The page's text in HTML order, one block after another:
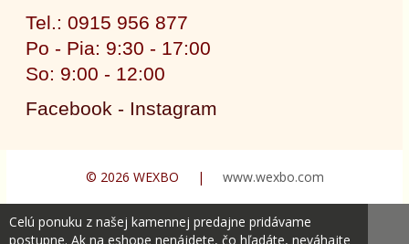
Tel.: 0915 956 877
Po - Pia: 9:30 - 17:00
So: 9:00 - 12:00
Facebook - Instagram
© 2026 WEXBO | www.wexbo.com
Celú ponuku z našej kamennej predajne pridávame
postupne. Ak na eshope nenájdete, čo hľadáte, neváhajte